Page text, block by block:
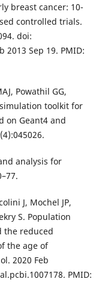
breast cancer: 10-
controlled trials.
doi:
2013 Sep 19. PMID:
Powathil GG,
toolkit for
on Geant4 and
analysis for
J, Mochel JP,
S. Population
the reduced
the age of
2020 Feb
PMID: